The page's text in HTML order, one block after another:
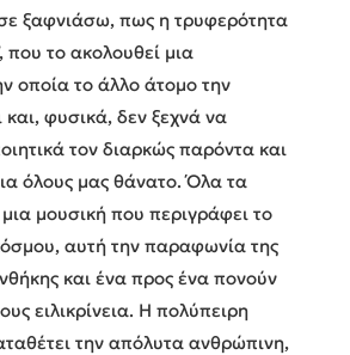
ξαφνιάσω, πως η τρυφερότητα
που το ακολουθεί μια
οποία το άλλο άτομο την
και, φυσικά, δεν ξεχνά να
τον διαρκώς παρόντα και
όλους μας θάνατο. Όλα τα
μουσική που περιγράφει το
αυτή την παραφωνία της
και ένα προς ένα πονούν
ειλικρίνεια. Η πολύπειρη
την απόλυτα ανθρώπινη,